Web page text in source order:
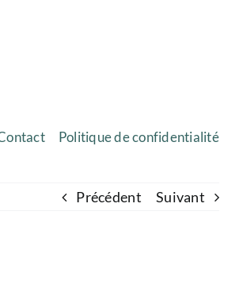
Politique de confidentialité
Précédent Suivant